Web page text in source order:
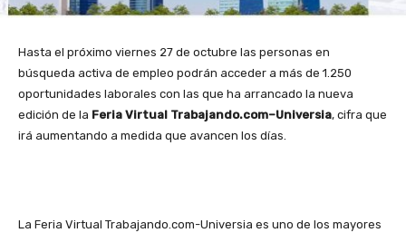
Hasta el próximo viernes 27 de octubre las personas en
búsqueda activa de empleo podrán acceder a más de 1.250
oportunidades laborales con las que ha arrancado la nueva
edición de la Feria Virtual Trabajando.com–Universia, cifra que
irá aumentando a medida que avancen los días.
La Feria Virtual Trabajando.com-Universia es uno de los mayores